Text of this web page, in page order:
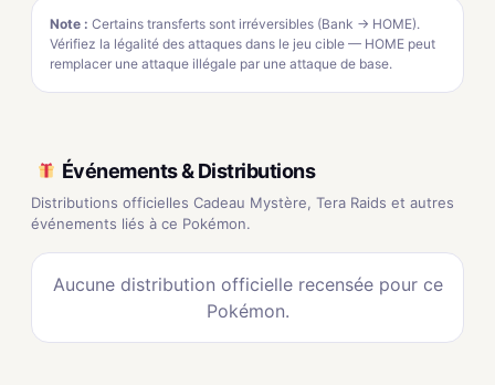
Note : Certains transferts sont irréversibles (Bank → HOME).
Vérifiez la légalité des attaques dans le jeu cible — HOME peut
remplacer une attaque illégale par une attaque de base.
Événements & Distributions
Distributions officielles Cadeau Mystère, Tera Raids et autres
événements liés à ce Pokémon.
Aucune distribution officielle recensée pour ce
Pokémon.